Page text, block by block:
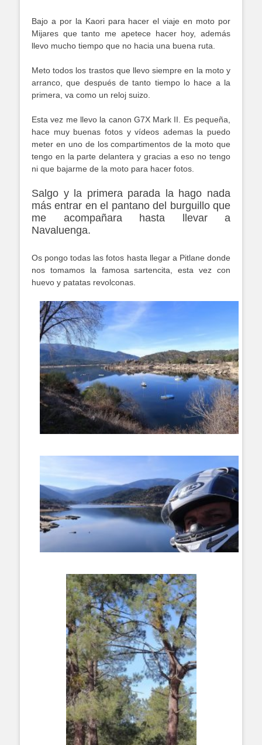
Bajo a por la Kaori para hacer el viaje en moto por
Mijares que tanto me apetece hacer hoy, además
llevo mucho tiempo que no hacia una buena ruta.
Meto todos los trastos que llevo siempre en la moto y
arranco, que después de tanto tiempo lo hace a la
primera, va como un reloj suizo.
Esta vez me llevo la canon G7X Mark II. Es pequeña,
hace muy buenas fotos y vídeos ademas la puedo
meter en uno de los compartimentos de la moto que
tengo en la parte delantera y gracias a eso no tengo
ni que bajarme de la moto para hacer fotos.
Salgo y la primera parada la hago nada
más entrar en el pantano del burguillo que
me acompañara hasta llevar a
Navaluenga.
Os pongo todas las fotos hasta llegar a Pitlane donde
nos tomamos la famosa sartencita, esta vez con
huevo y patatas revolconas.